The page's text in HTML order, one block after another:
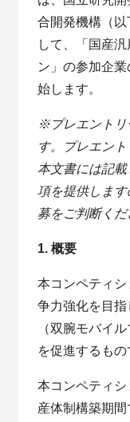
合開発機構（
して、「国産
ン」の参加企
始します。
※プレエントリ
す。プレエント
本文書には記
項を提供しま
募をご判断くだ
1. 概要
本コンペティ
争力強化を目指
（双腕モバイ
を促進するもの
本コンペティ
産体制構築期